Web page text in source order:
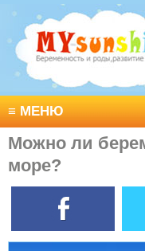
≡МЕНЮ
Можно ли
море?